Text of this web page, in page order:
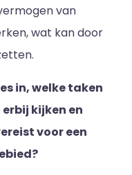
van
wat kan door
in, welke taken
kijken en
voor een